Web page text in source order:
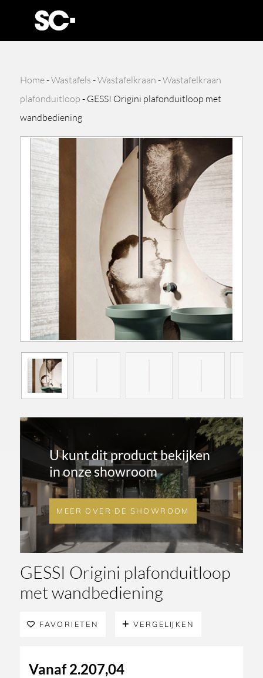
Home-Wastafels -Wastafelkraan -Wastafelkraan
plafonduitloop - GESSI Origini plafonduitloop met
wandbediening
U kunt dit product bekijken
in onze showroom
MEER OVER DE SHOWROOM
GESSI Origini plafonduitloop
met wandbediening
FAVORIETEN VERGELIJKEN
Vanaf2.207,04